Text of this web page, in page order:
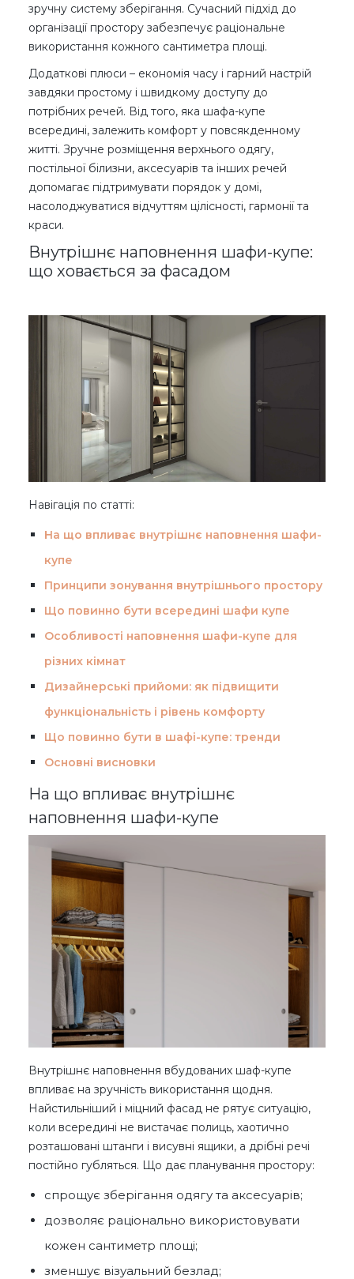
зручну систему зберігання. Сучасний підхід до
організації простору забезпечує раціональне
використання кожного сантиметра площі.
Додаткові плюси – економія часу і гарний настрій
завдяки простому і швидкому доступу до
потрібних речей. Від того, яка шафа-купе
всередині, залежить комфорт у повсякденному
житті. Зручне розміщення верхнього одягу,
постільної білизни, аксесуарів та інших речей
допомагає підтримувати порядок у домі,
насолоджуватися відчуттям цілісності, гармонії та
краси.
Внутрішнє наповнення шафи-купе:
що ховається за фасадом
Навігація по статті:
На що впливає внутрішнє наповнення шафи-
купе
Принципи зонування внутрішнього простору
Що повинно бути всередині шафи купе
Особливості наповнення шафи-купе для
різних кімнат
Дизайнерські прийоми: як підвищити
функціональність і рівень комфорту
Що повинно бути в шафі-купе: тренди
Основні висновки
На що впливає внутрішнє
наповнення шафи-купе
Внутрішнє наповнення вбудованих шаф-купе
впливає на зручність використання щодня.
Найстильніший і міцний фасад не рятує ситуацію,
коли всередині не вистачає полиць, хаотично
розташовані штанги і висувні ящики, а дрібні речі
постійно губляться. Що дає планування простору:
спрощує зберігання одягу та аксесуарів;
дозволяє раціонально використовувати
кожен сантиметр площі;
зменшує візуальний безлад;